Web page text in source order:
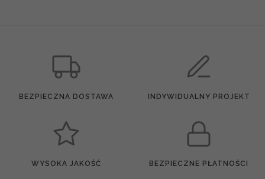
BEZPIECZNA DOSTAWA INDYWIDUALNY PROJEKT
WYSOKA JAKOŚĆ BEZPIECZNE PŁATNOŚCI